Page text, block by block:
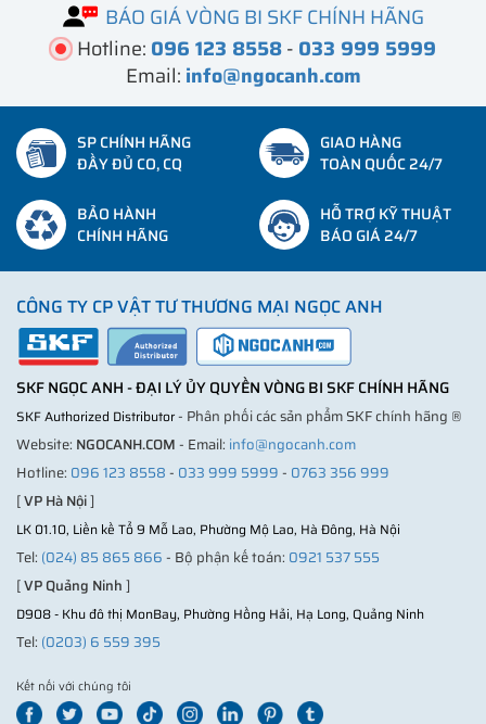
BÁO GIÁ VÒNG BI SKF CHÍNH HÃNG
Hotline: 096 123 8558- 033 999 5999
Email: info@ngocanh.com
SP CHÍNH HÃNG
ĐẦY ĐỦ CO, CQ
GIAO HÀNG
TOÀN QUỐC 24/7
BẢO HÀNH
CHÍNH HÃNG
HỖ TRỢ KỸ THUẬT
BÁO GIÁ 24/7
CÔNG TY CP VẬT TƯ THƯƠNG MẠI NGỌC ANH
SKF NGỌC ANH - ĐẠI LÝ ỦY QUYỀN VÒNG BI SKF CHÍNH HÃNG
SKF Authorized Distributor- Phân phối các sản phẩm SKF chính hãng ®
Website: NGOCANH.COM- Email: info@ngocanh.com
Hotline: 096 123 8558- 033 999 5999- 0763 356 999
[VP Hà Nội]
LK 01.10, Liền kề Tổ 9 Mỗ Lao, Phường Mộ Lao, Hà Đông, Hà Nội
Tel: (024) 85 865 866- Bộ phận kế toán: 0921 537 555
[VP Quảng Ninh]
D908 - Khu đô thị MonBay, Phường Hồng Hải, Hạ Long, Quảng Ninh
Tel: (0203) 6 559 395
Kết nối với chúng tôi